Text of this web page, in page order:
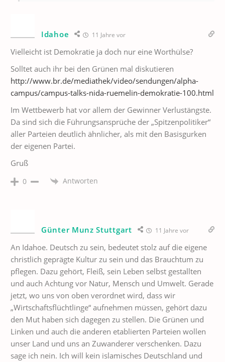
Idahoe 11 Jahre vor
Vielleicht ist Demokratie ja doch nur eine Worthülse?
Solltet auch ihr bei den Grünen mal diskutieren
http://www.br.de/mediathek/video/sendungen/alpha-
campus/campus-talks-nida-ruemelin-demokratie-100.html
Im Wettbewerb hat vor allem der Gewinner Verlustängste.
Da sind sich die Führungsansprüche der „Spitzenpolitiker“
aller Parteien deutlich ähnlicher, als mit den Basisgurken
der eigenen Partei.
Gruß
0 Antworten
Günter Munz Stuttgart 11 Jahre vor
An Idahoe. Deutsch zu sein, bedeutet stolz auf die eigene
christlich geprägte Kultur zu sein und das Brauchtum zu
pflegen. Dazu gehört, Fleiß, sein Leben selbst gestallten
und auch Achtung vor Natur, Mensch und Umwelt. Gerade
jetzt, wo uns von oben verordnet wird, dass wir
„Wirtschaftsflüchtlinge“ aufnehmen müssen, gehört dazu
den Mut haben sich dagegen zu stellen. Die Grünen und
Linken und auch die anderen etablierten Parteien wollen
unser Land und uns an Zuwanderer verschenken. Dazu
sage ich nein. Ich will kein islamisches Deutschland und